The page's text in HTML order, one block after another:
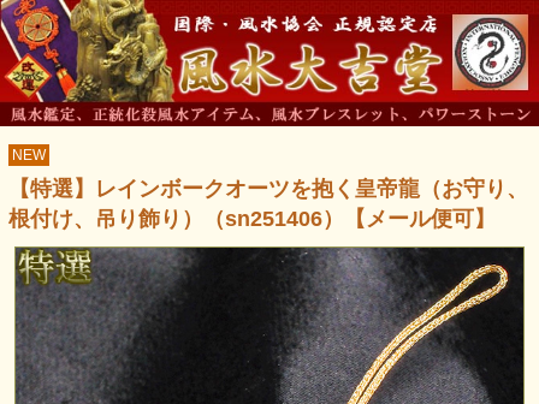
NEW
【特選】レインボークオーツを抱く皇帝龍（お守り、
根付け、吊り飾り）（sn251406）【メール便可】